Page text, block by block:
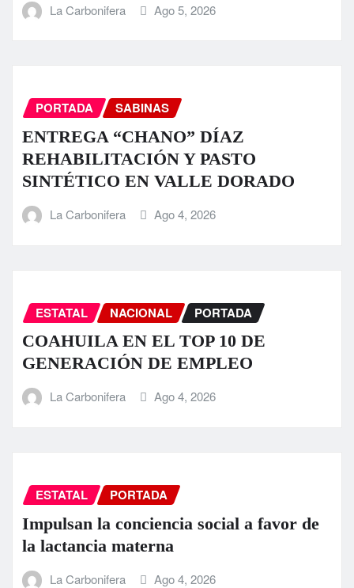
La Carbonifera Ago 5, 2026
PORTADA SABINAS
ENTREGA “CHANO” DÍAZ
REHABILITACIÓN Y PASTO
SINTÉTICO EN VALLE DORADO
La Carbonifera Ago 4, 2026
ESTATAL NACIONAL PORTADA
COAHUILA EN EL TOP 10 DE
GENERACIÓN DE EMPLEO
La Carbonifera Ago 4, 2026
ESTATAL PORTADA
Impulsan la conciencia social a favor de
la lactancia materna
La Carbonifera Ago 4, 2026